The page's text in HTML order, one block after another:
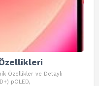
Özellikler ve Detaylı
pOLED,